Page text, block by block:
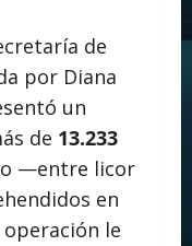
de
por Diana
un
de 13.233
—entre licor
en
le